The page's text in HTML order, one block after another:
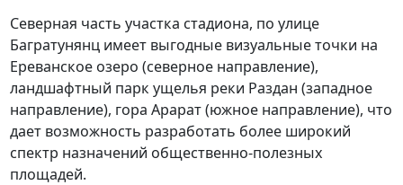
Северная часть участка стадиона, по улице
Багратунянц имеет выгодные визуальные точки на
Ереванское озеро (cеверное направление),
ландшафтный парк ущелья реки Раздан (западное
направление), гора Арарат (южное направление), что
дает возможность разработать более широкий
спектр назначений общественно-полезных
площадей.